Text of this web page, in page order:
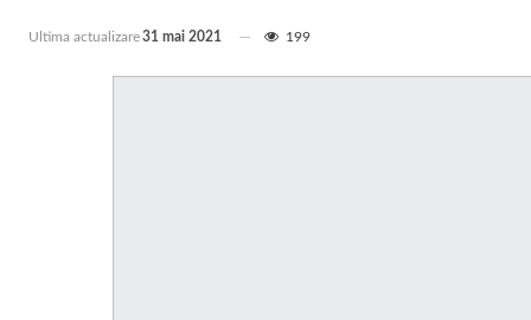
Ultima actualizare31 mai 2021 199